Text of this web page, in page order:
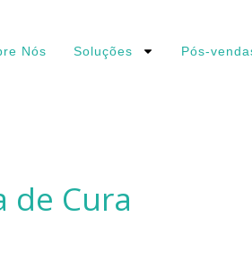
Nós Soluções Pós-
de Cura